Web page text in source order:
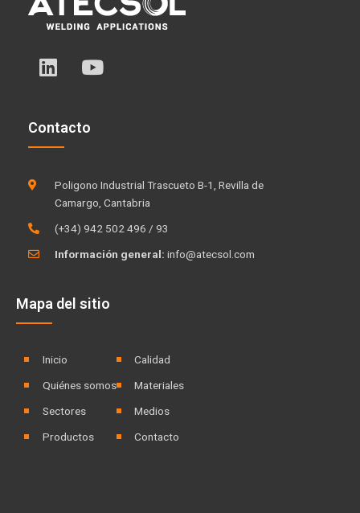
L
i
k
e
d
n
Y
o
e
Contacto
Poligono Industrial Trascueto B-1, Revilla de
Camargo, Cantabria
(+34) 942 502 496 / 93
Información general: info@atecsol.com
Mapa del sitio
Inicio
Quiénes somos
Sectores
Productos
Calidad
Materiales
Medios
Contacto